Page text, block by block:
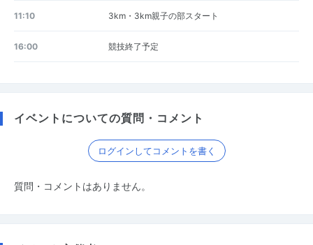
11:10 3km・3km親子の部スタート
16:00 競技終了予定
イベントについての質問・コメント
ログインしてコメントを書く
質問・コメントはありません。